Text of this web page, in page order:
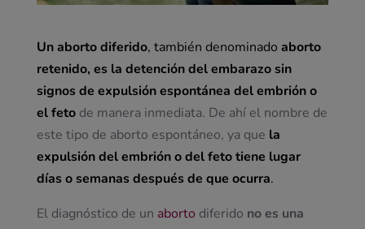
Un aborto diferido, también denominado aborto
retenido, es la detención del embarazo sin
signos de expulsión espontánea del embrión o
el feto de manera inmediata. De ahí el nombre de
este tipo de aborto espontáneo, ya que la
expulsión del embrión o del feto tiene lugar
días o semanas después de que ocurra.
El diagnóstico de un aborto diferido no es una